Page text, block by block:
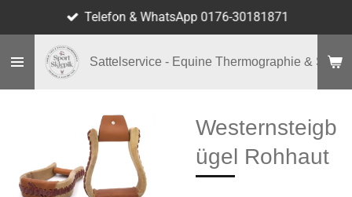
Hauptinhalt
springen
Sattelservice - Equine Thermographie & Shop
Telefon & WhatsApp 0176-30181871
Westernsteigb
ügel Rohhaut